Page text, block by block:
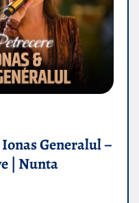
Generalul –
| Nunta